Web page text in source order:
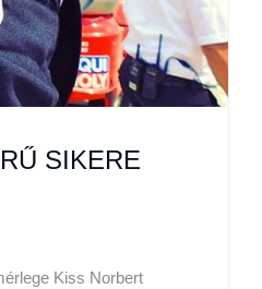
SIKERE
Kiss Norbert